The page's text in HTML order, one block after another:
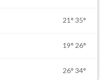
21° 35°
19° 26°
26° 34°